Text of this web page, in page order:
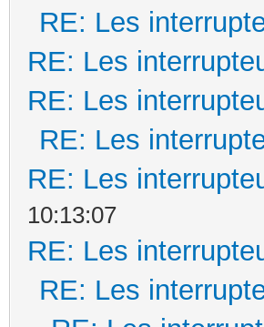
RE: Les
RE: Les
RE: Les
RE: Les
RE: Les
10:13:07
RE: Les
RE: Les